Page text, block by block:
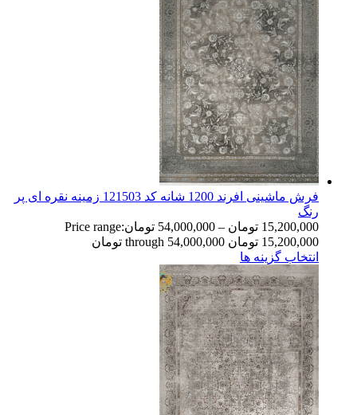
فرش ماشینی افرند 1200 شانه کد 121503 زمینه نقره ای پر
رنگ
15,200,000 تومان –
54,000,000 تومانPrice range:
15,200,000 تومان through 54,000,000 تومان
انتخاب گزینه ها